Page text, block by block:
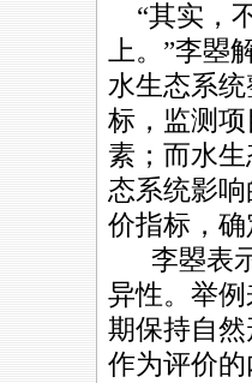
“其实，
上。”李曌
水生态系
标，监测
素；而水
态系统影
价指标，
李曌表示
异性。举
期保持自
作为评价